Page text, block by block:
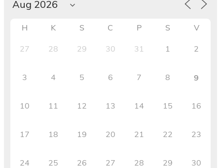
H K S C P S V
27 28 29 30 31 1 2
3 4 5 6 7 8 9
10 11 12 13 14 15 16
17 18 19 20 21 22 23
24 25 26 27 28 29 30